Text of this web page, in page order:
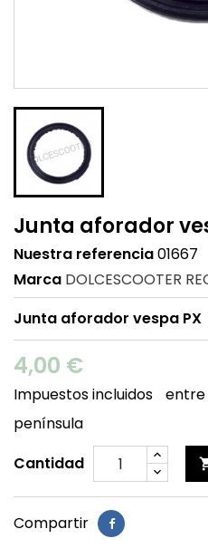
Junta aforador
Nuestra referencia01667
Marca DOLCESCOOTER
Junta aforador vespa PX
4,00 €
Impuestos incluidos
entre
península
Cantidad
Compartir